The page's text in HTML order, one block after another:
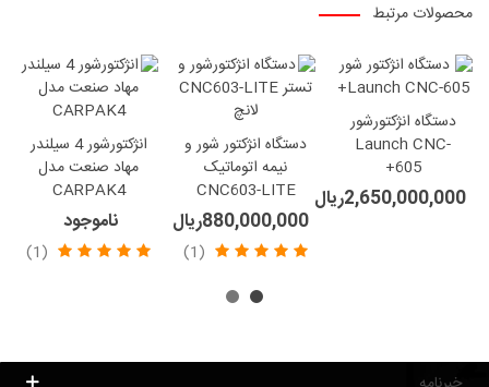
محصولات مرتبط
دستگاه انژکتورشور
Launch CNC-
605+
2,650,000,000ریال
دستگاه انژکتور شور و
نیمه اتوماتیک
CNC603-LITE
880,000,000ریال
(1)
انژکتورشور 4 سیلندر
مهاد صنعت مدل
CARPAK4
ناموجود
(1)